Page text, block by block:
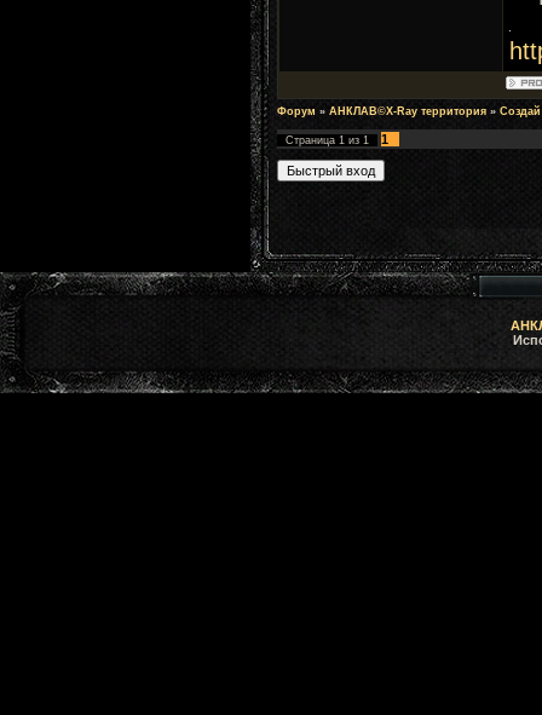
Форум » АНКЛАВ©X-Ray территория »
Страница 1 из 1 1